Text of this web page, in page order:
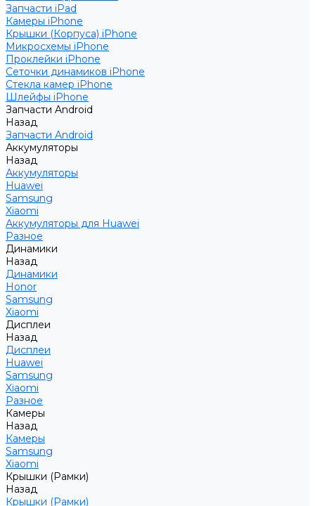
Запчасти iPad
Камеры iPhone
Крышки (Корпуса) iPhone
Микросхемы iPhone
Проклейки iPhone
Сеточки динамиков iPhone
Стекла камер iPhone
Шлейфы iPhone
Запчасти Android
Назад
Запчасти Android
Аккумуляторы
Назад
Аккумуляторы
Huawei
Samsung
Xiaomi
Аккумуляторы для Huawei
Разное
Динамики
Назад
Динамики
Honor
Samsung
Xiaomi
Дисплеи
Назад
Дисплеи
Huawei
Samsung
Xiaomi
Разное
Камеры
Назад
Камеры
Samsung
Xiaomi
Крышки (Рамки)
Назад
Крышки (Рамки)